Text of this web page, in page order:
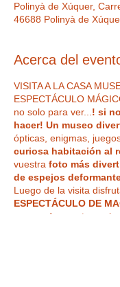
Polinyà de Xúquer,
46688 Polinyà de
Acerca del
VISITA A LA CASA
ESPECTÁCULO
no solo para ver... ! si
hacer! Un museo
ópticas, enigmas,
curiosa habitación al
vuestra foto más
de espejos
Luego de la visita
ESPECTÁCULO DE
en uno de nuestros